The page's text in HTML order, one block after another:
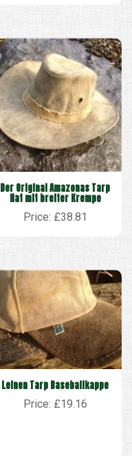
Der Original Amazonas Tarp
Hat mit breiter Krempe
Price: £38.81
Leinen Tarp Baseballkappe
Price: £19.16